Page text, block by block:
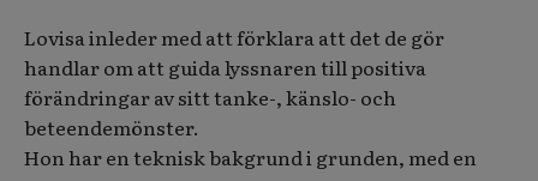
Lovisa inleder med att förklara att det de gör
handlar om att guida lyssnaren till positiva
förändringar av sitt tanke-, känslo- och
beteendemönster.
Hon har en teknisk bakgrund i grunden, med en